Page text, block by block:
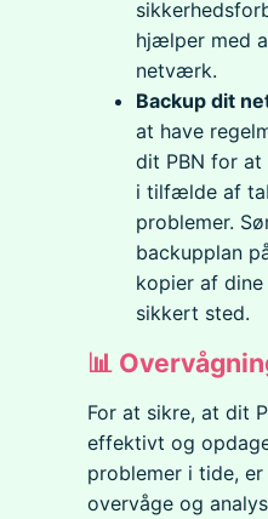
hjælper med
netværk.
Backup dit
at have
dit PBN for at
i tilfælde af
problemer.
backupplan
kopier af
sikkert sted.
📊
For at sikre, at dit
effektivt og
problemer i tide,
overvåge og